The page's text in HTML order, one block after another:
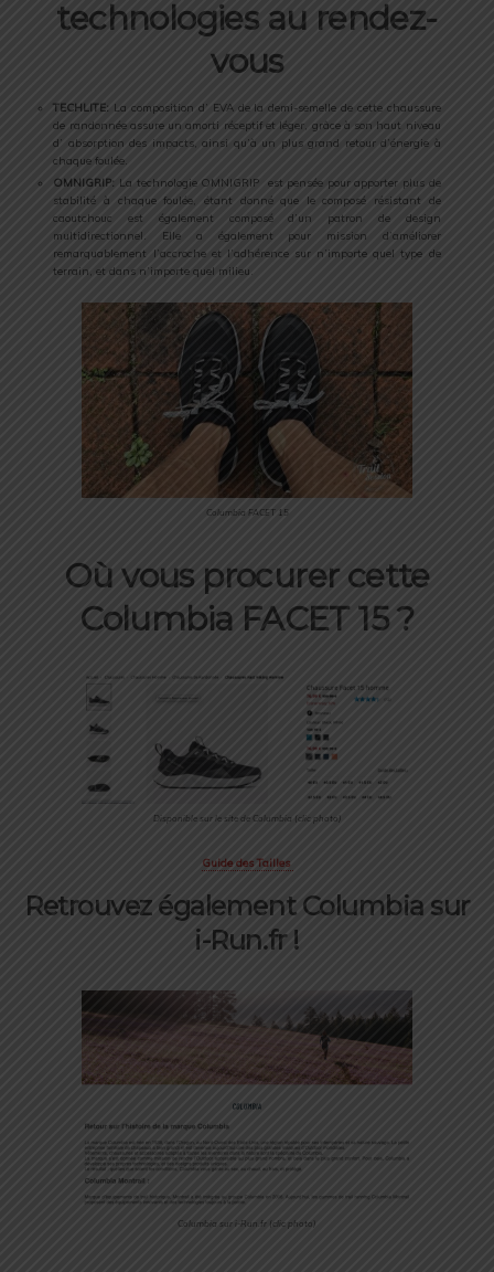
technologies au rendez-
vous
TECHLITE: La composition d’ EVA de la demi-semelle de cette chaussure
de randonnée assure un amorti réceptif et léger, grâce à son haut niveau
d’ absorption des impacts, ainsi qu’à un plus grand retour d’énergie à
chaque foulée.
OMNIGRIP: La technologie OMNIGRIP est pensée pour apporter plus de
stabilité à chaque foulée, étant donné que le composé résistant de
caoutchouc est également composé d’un patron de design
multidirectionnel. Elle a également pour mission d’améliorer
remarquablement l’accroche et l’adhérence sur n’importe quel type de
terrain, et dans n’importe quel milieu.
Columbia FACET 15
Où vous procurer cette
Columbia FACET 15 ?
Disponible sur le site de Columbia (clic photo)
Guide des Tailles
Retrouvez également Columbia sur
i-Run.fr !
Columbia sur i-Run.fr (clic photo)